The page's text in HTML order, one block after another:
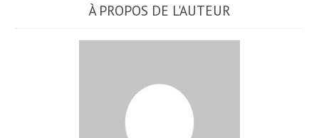
À PROPOS DE L'AUTEUR